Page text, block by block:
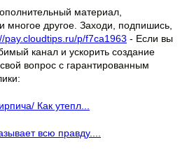
материал,
многое другое. Заходи, подпишись,
pay.cloudtips.ru/p/f7ca1963 - Если вы
канал и ускорить создание
вопрос с гарантированным
Как утепл...
всю правду....